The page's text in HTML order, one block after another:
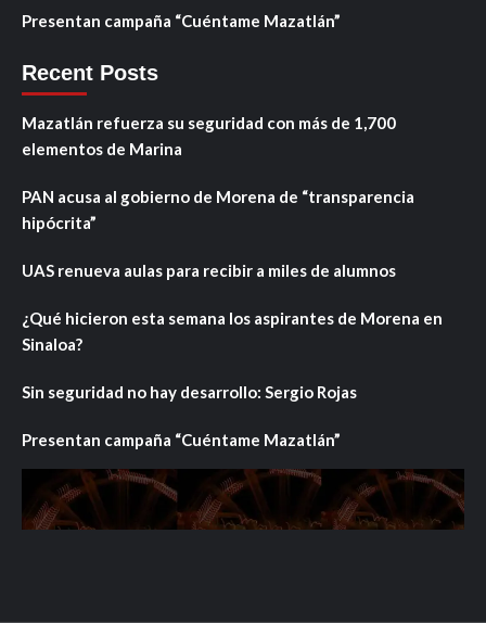
Presentan campaña “Cuéntame Mazatlán”
Recent Posts
Mazatlán refuerza su seguridad con más de 1,700
elementos de Marina
PAN acusa al gobierno de Morena de “transparencia
hipócrita”
UAS renueva aulas para recibir a miles de alumnos
¿Qué hicieron esta semana los aspirantes de Morena en
Sinaloa?
Sin seguridad no hay desarrollo: Sergio Rojas
Presentan campaña “Cuéntame Mazatlán”